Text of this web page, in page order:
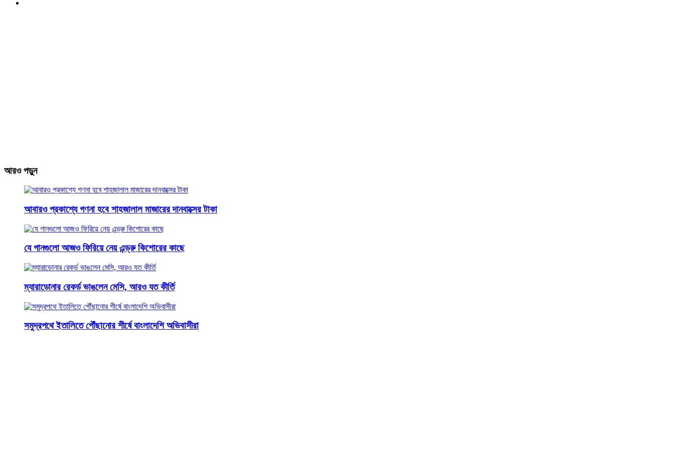
আরও পড়ুন
আবারও প্রকাশ্যে গণনা হবে শাহজালাল মাজারের দানবাক্সের টাকা
যে গানগুলো আজও ফিরিয়ে নেয় এন্ড্রু কিশোরের কাছে
ম্যারাডোনার রেকর্ড ভাঙলেন মেসি, আরও যত কীর্তি
সমুদ্রপথে ইতালিতে পৌঁছানোর শীর্ষে বাংলাদেশি অভিবাসীরা